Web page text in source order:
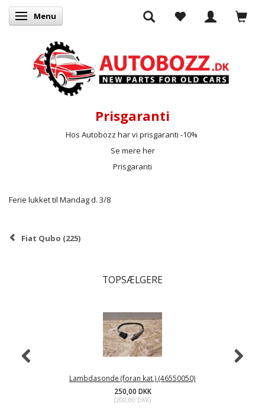
Skifte navigation
Menu
Prisgaranti
Hos Autobozz har vi prisgaranti -10%
Se mere her
Prisgaranti
Ferie lukket til Mandag d. 3/8
Fiat Qubo (225)
TOPSÆLGERE
Lambdasonde (foran kat.) (46550050)
250,00 DKK
(200,00 DKK)